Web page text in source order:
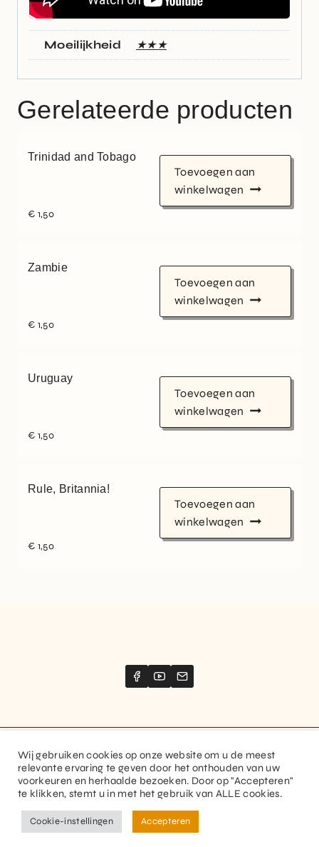
Moeilijkheid ★★★
Gerelateerde producten
Trinidad and Tobago
€ 1,50
Toevoegen aan
winkelwagen
Zambie
€ 1,50
Toevoegen aan
winkelwagen
Uruguay
€ 1,50
Toevoegen aan
winkelwagen
Rule, Britannia!
€ 1,50
Toevoegen aan
winkelwagen
Website created byStimize
© 2026 Guitaranthem. All rights reserved.
Privacy Policy Terms and Conditions
Wij gebruiken cookies op onze website om u de meest
relevante ervaring te geven door het onthouden van uw
voorkeuren en herhaalde bezoeken. Door op "Accepteren"
te klikken, stemt u in met het gebruik van ALLE cookies.
Cookie-instellingen Accepteren